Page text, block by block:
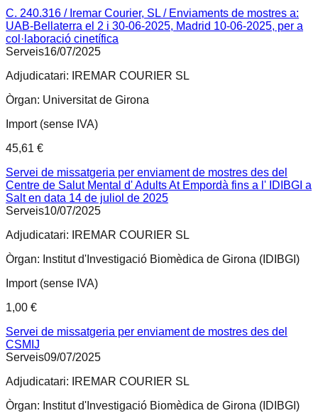
C. 240.316 / Iremar Courier, SL / Enviaments de mostres a:
UAB-Bellaterra el 2 i 30-06-2025, Madrid 10-06-2025, per a
col·laboració cinetífica
Serveis16/07/2025
Adjudicatari:
IREMAR COURIER SL
Òrgan: Universitat de Girona
Import (sense IVA)
45,61 €
Servei de missatgeria per enviament de mostres des del
Centre de Salut Mental d' Adults At Empordà fins a l' IDIBGI a
Salt en data 14 de juliol de 2025
Serveis10/07/2025
Adjudicatari:
IREMAR COURIER SL
Òrgan: Institut d'Investigació Biomèdica de Girona (IDIBGI)
Import (sense IVA)
1,00 €
Servei de missatgeria per enviament de mostres des del
CSMIJ
Serveis09/07/2025
Adjudicatari:
IREMAR COURIER SL
Òrgan: Institut d'Investigació Biomèdica de Girona (IDIBGI)